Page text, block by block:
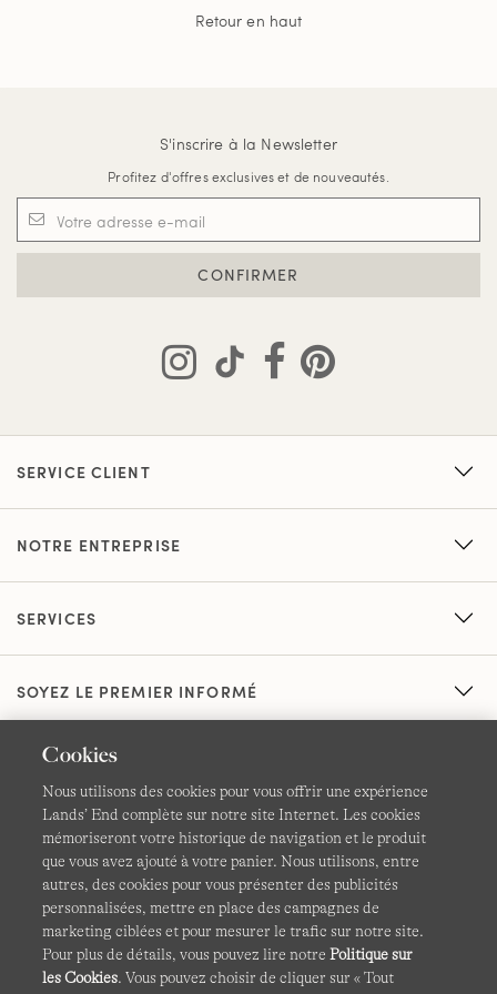
Retour en haut
S'inscrire à la Newsletter
Profitez d'offres exclusives et de nouveautés.
CONFIRMER
SERVICE CLIENT
NOTRE ENTREPRISE
SERVICES
SOYEZ LE PREMIER INFORMÉ
CGV Confidentialité et sécurité
Cookies -Gérer mes paramètres Carte du site
Lands' End à l'international
Cookies
Nous utilisons des cookies pour vous offrir une expérience
Lands’ End complète sur notre site Internet. Les cookies
mémoriseront votre historique de navigation et le produit
que vous avez ajouté à votre panier. Nous utilisons, entre
autres, des cookies pour vous présenter des publicités
personnalisées, mettre en place des campagnes de
marketing ciblées et pour mesurer le trafic sur notre site.
Pour plus de détails, vous pouvez lire notrePolitique sur
les Cookies. Vous pouvez choisir de cliquer sur « Tout